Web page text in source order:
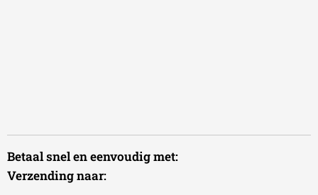
Betaal snel en eenvoudig met:
Verzending naar: